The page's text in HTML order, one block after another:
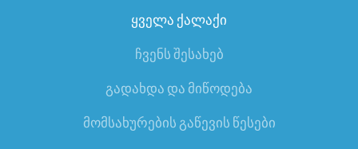
ყველა ქალაქი
ჩვენს შესახებ
გადახდა და მიწოდება
მომსახურების გაწევის წესები